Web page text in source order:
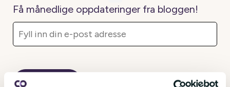
Få månedlige oppdateringer fra bloggen!